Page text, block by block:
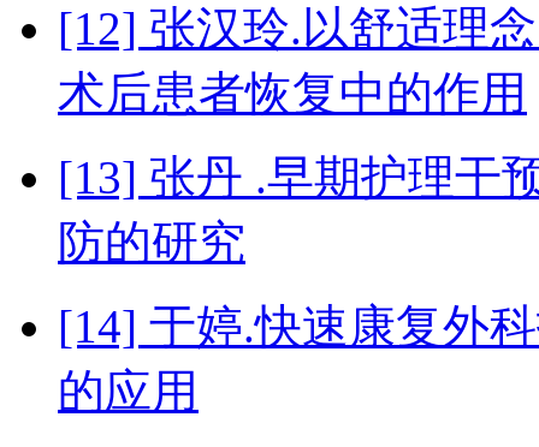
[12] 张汉玲.以舒适理
术后患者恢复中的作用
[13] 张丹 .早期护理干
防的研究
[14] 于婷.快速康复外
的应用